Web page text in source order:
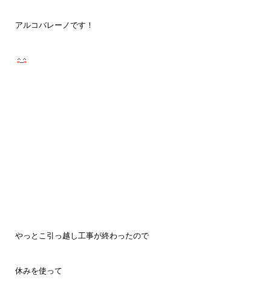
アルコバレーノです！
やっとこ引っ越し工事が終わったので
休みを使って